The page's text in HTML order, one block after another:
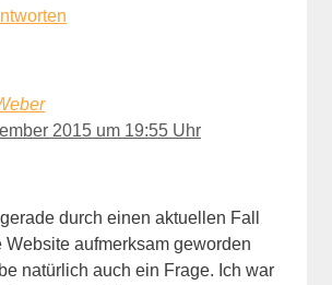
2015 um 19:55 Uhr
durch einen aktuellen Fall
Website aufmerksam geworden
natürlich auch ein Frage. Ich war